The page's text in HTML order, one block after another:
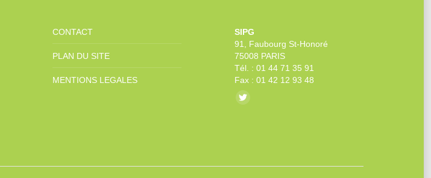
CONTACT
PLAN DU SITE
MENTIONS LEGALES
SIPG
91, Faubourg St-Honoré
75008 PARIS
Tél. : 01 44 71 35 91
Fax : 01 42 12 93 48